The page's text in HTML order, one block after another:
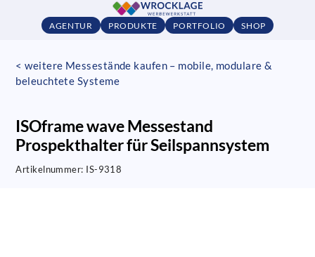
AGENTUR PRODUKTE PORTFOLIO SHOP
< weitere Messestände kaufen – mobile, modulare &
beleuchtete Systeme
ISOframe wave Messestand
Prospekthalter für Seilspannsystem
Artikelnummer: IS-9318